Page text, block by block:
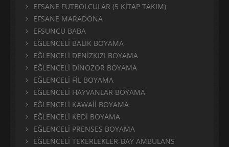
EFSANE FUTBOLCULAR (5 KİTAP TAKIM)
EFSANE MARADONA
EFSUNCU BABA
EĞLENCELİ BALIK BOYAMA
EĞLENCELİ DENİZKIZI BOYAMA
EĞLENCELİ DİNOZOR BOYAMA
EĞLENCELİ FİL BOYAMA
EĞLENCELİ HAYVANLAR BOYAMA
EĞLENCELİ KAWAİİ BOYAMA
EĞLENCELİ KEDİ BOYAMA
EĞLENCELİ PRENSES BOYAMA
EĞLENCELİ TEKERLEKLER-BAY AMBULANS